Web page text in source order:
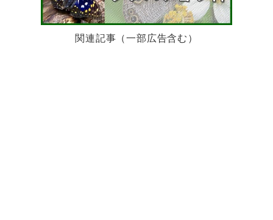
関連記事（一部広告含む）